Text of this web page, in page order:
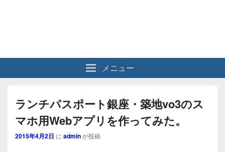
メニュー
ランチパスポート銀座・築地vo3のス
マホ用Webアプリを作ってみた。
2015年4月2日 に adminが投稿